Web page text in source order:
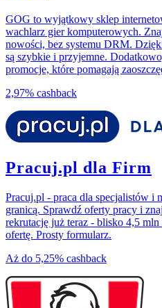
GOG to wyjątkowy sklep
wachlarz gier komputerowych.
nowości, bez systemu DRM.
są szybkie i przyjemne.
promocje, które pomagają
2,97% cashback
Pracuj.pl dla Firm
Pracuj.pl - praca dla specjalistów i
granicą. Sprawdź oferty pracy i
rekrutację już teraz - blisko 4,5
ofertę. Prosty formularz.
Aż do 5,25% cashback